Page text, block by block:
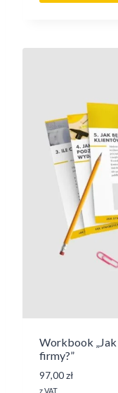
Workbook „Jak
firmy?”
97,00zł
z VAT